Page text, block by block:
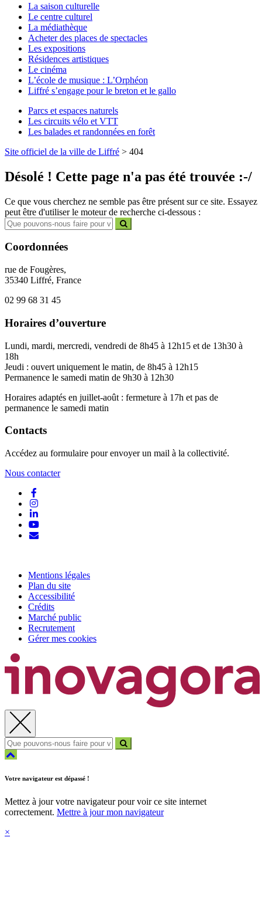
La saison culturelle
Le centre culturel
La médiathèque
Acheter des places de spectacles
Les expositions
Résidences artistiques
Le cinéma
L’école de musique : L’Orphéon
Liffré s’engage pour le breton et le gallo
Parcs et espaces naturels
Les circuits vélo et VTT
Les balades et randonnées en forêt
Site officiel de la ville de Liffré > 404
Désolé ! Cette page n'a pas été trouvée :-/
Ce que vous cherchez ne semble pas être présent sur ce site. Essayez
peut être d'utiliser le moteur de recherche ci-dessous :
Coordonnées
rue de Fougères,
35340 Liffré, France
02 99 68 31 45
Horaires d’ouverture
Lundi, mardi, mercredi, vendredi de 8h45 à 12h15 et de 13h30 à
18h
Jeudi : ouvert uniquement le matin, de 8h45 à 12h15
Permanence le samedi matin de 9h30 à 12h30
Horaires adaptés en juillet-août : fermeture à 17h et pas de
permanence le samedi matin
Contacts
Accédez au formulaire pour envoyer un mail à la collectivité.
Nous contacter
Mentions légales
Plan du site
Accessibilité
Crédits
Marché public
Recrutement
Gérer mes cookies
Fermer la recherche
Votre navigateur est dépassé !
Mettez à jour votre navigateur pour voir ce site internet
correctement. Mettre à jour mon navigateur
×